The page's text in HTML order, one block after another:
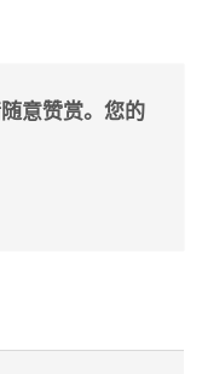
意赞赏。您的